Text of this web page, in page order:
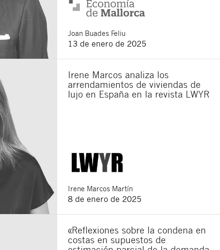
Joan Buades Feliu
13 de enero de 2025
Irene Marcos analiza los
arrendamientos de viviendas de
lujo en España en la revista LWYR
Irene Marcos Martín
8 de enero de 2025
«Reflexiones sobre la condena en
costas en supuestos de